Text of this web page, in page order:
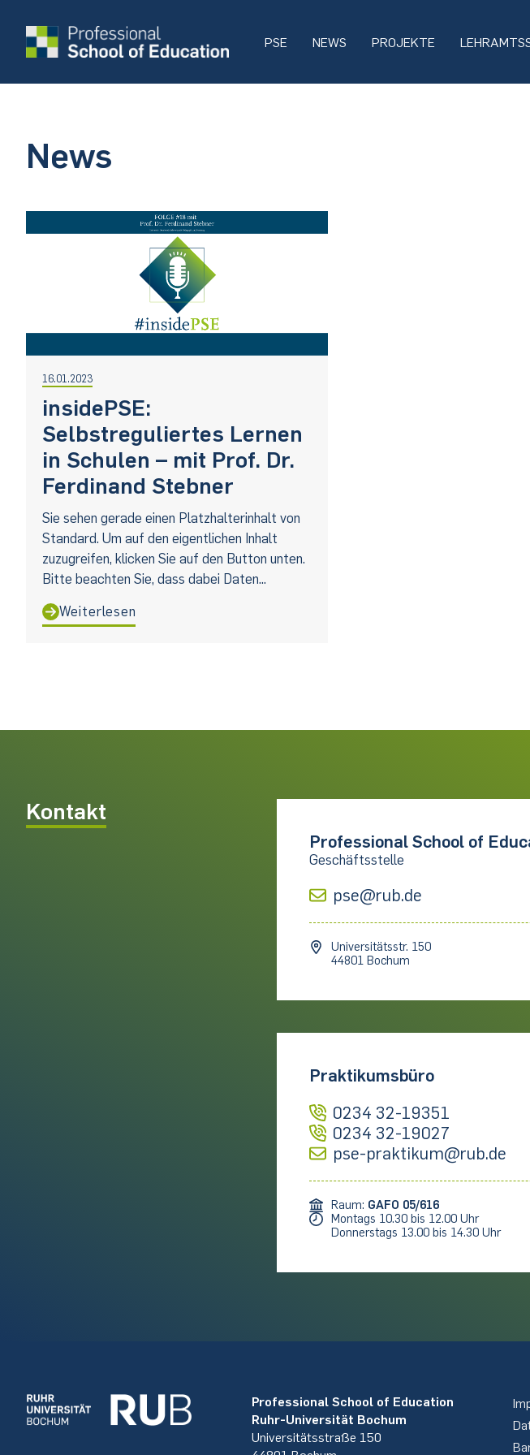
PSE NEWS PROJEKTE
News
16.01.2023
insidePSE:
Selbstreguliertes Lernen
in Schulen – mit Prof. Dr.
Ferdinand Stebner
Sie sehen gerade einen Platzhalterinhalt von
Standard. Um auf den eigentlichen Inhalt
zuzugreifen, klicken Sie auf den Button unten.
Bitte beachten Sie, dass dabei Daten...
Weiterlesen
Kontakt
Professional School of
Geschäftsstelle
pse@rub.de
Universitätsstr. 150
44801 Bochum
Praktikumsbüro
0234 32-19351
0234 32-19027
pse-praktikum@rub.de
Raum: GAFO 05/616
Montags 10.30 bis 12.00 Uhr
Donnerstags 13.00 bis 14.30 Uhr
Professional School of Education
Ruhr-Universität Bochum
Universitätsstraße 150